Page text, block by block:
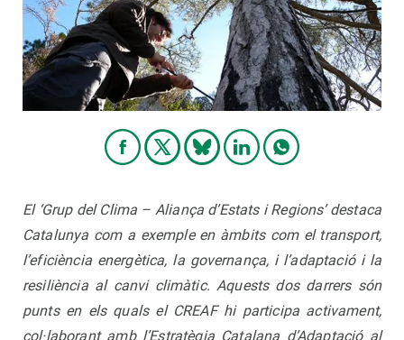
El ‘Grup del Clima – Aliança d’Estats i Regions’ destaca
Catalunya com a exemple en àmbits com el transport,
l’eficiència energètica, la governança, i l’adaptació i la
resiliència al canvi climàtic. Aquests dos darrers són
punts en els quals el CREAF hi participa activament,
col·laborant amb l’Estratègia Catalana d’Adaptació al